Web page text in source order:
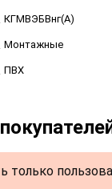
КГМВЭБВнг(А)
Монтажные
ПВХ
только